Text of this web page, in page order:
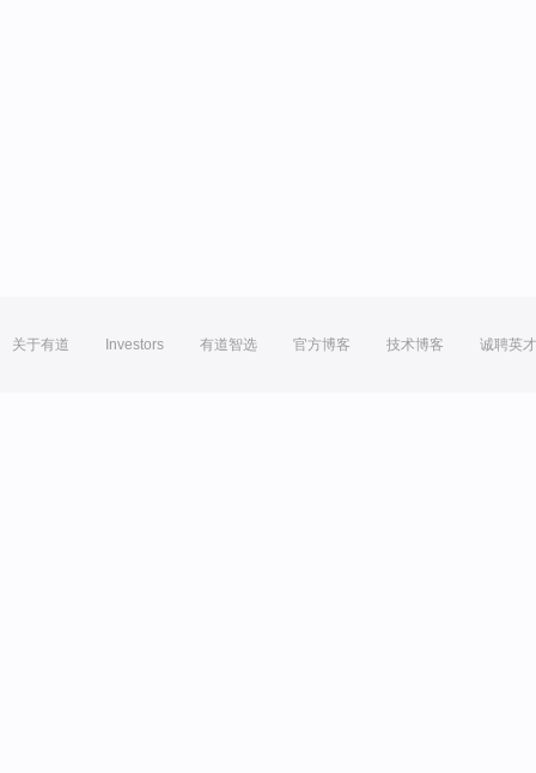
关于有道 Investors 有道智选 官方博客 技术博客 诚聘英才